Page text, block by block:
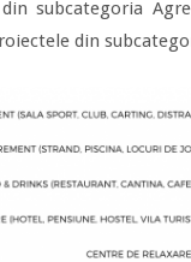
subcategoria
din